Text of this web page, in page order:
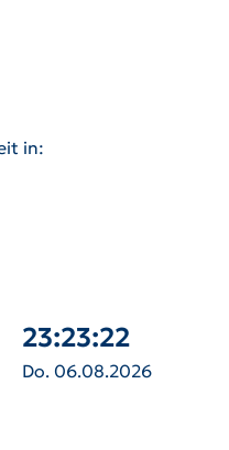
in:
23:23:23
Do. 06.08.2026